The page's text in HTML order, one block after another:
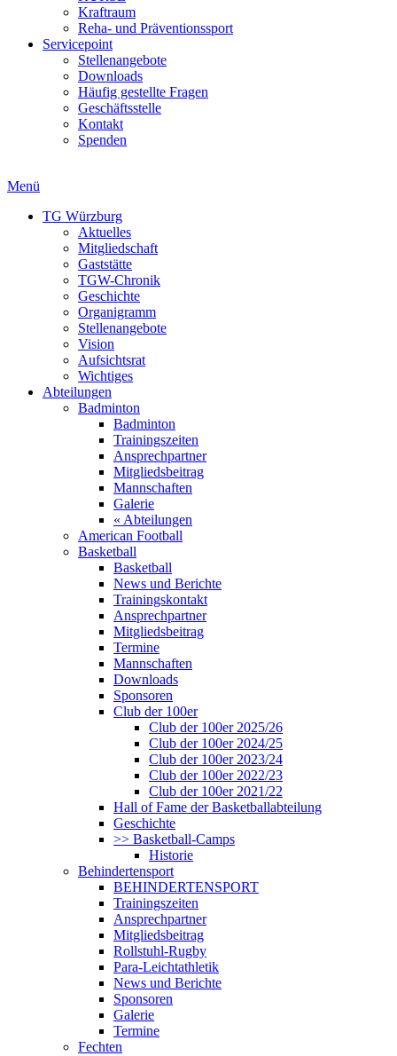
Kraftraum
Reha- und Präventionssport
Servicepoint
Stellenangebote
Downloads
Häufig gestellte Fragen
Geschäftsstelle
Kontakt
Spenden
Menü
TG Würzburg
Aktuelles
Mitgliedschaft
Gaststätte
TGW-Chronik
Geschichte
Organigramm
Stellenangebote
Vision
Aufsichtsrat
Wichtiges
Abteilungen
Badminton
Badminton
Trainingszeiten
Ansprechpartner
Mitgliedsbeitrag
Mannschaften
Galerie
« Abteilungen
American Football
Basketball
Basketball
News und Berichte
Trainingskontakt
Ansprechpartner
Mitgliedsbeitrag
Termine
Mannschaften
Downloads
Sponsoren
Club der 100er
Club der 100er 2025/26
Club der 100er 2024/25
Club der 100er 2023/24
Club der 100er 2022/23
Club der 100er 2021/22
Hall of Fame der Basketballabteilung
Geschichte
>> Basketball-Camps
Historie
Behindertensport
BEHINDERTENSPORT
Trainingszeiten
Ansprechpartner
Mitgliedsbeitrag
Rollstuhl-Rugby
Para-Leichtathletik
News und Berichte
Sponsoren
Galerie
Termine
Fechten